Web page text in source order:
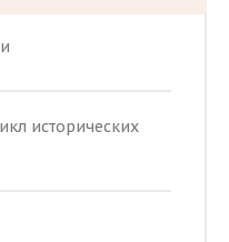
исторических